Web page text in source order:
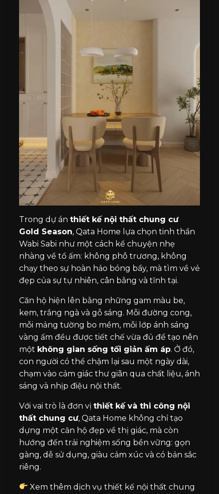
Trong dự án thiết kế nội thất chung cư
Gold Season, Qata Home lựa chọn tinh thần
Wabi Sabi như một cách kể chuyện nhẹ
nhàng về tổ ấm: không phô trương, không
chạy theo sự hoàn hảo bóng bẩy, mà tìm về vẻ
đẹp của sự tự nhiên, cân bằng và tĩnh tại.
Căn hộ hiện lên bằng những gam màu be,
kem, trắng ngà và gỗ sáng. Mỗi đường cong,
mỗi mảng tường bo mềm, mỗi lớp ánh sáng
vàng ấm đều được tiết chế vừa đủ để tạo nên
một không gian sống tối giản ấm áp. Ở đó,
con người có thể chậm lại sau một ngày dài,
chạm vào cảm giác thư giãn qua chất liệu, ánh
sáng và nhịp điệu nội thất.
Với vai trò là đơn vị thiết kế và thi công nội
thất chung cư, Qata Home không chỉ tạo
dựng một căn hộ đẹp về thị giác, mà còn
hướng đến trải nghiệm sống bền vững: gọn
gàng, dễ sử dụng, giàu cảm xúc và có bản sắc
riêng.
Xem thêm dịch vụ thiết kế nội thất chung